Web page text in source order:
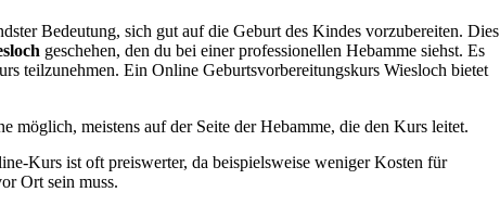
Bedeutung, sich gut auf die Geburt des Kindes vorzubereiten. Dies
geschehen, den du bei einer professionellen Hebamme siehst. Es
teilzunehmen. Ein Online Geburtsvorbereitungskurs Wiesloch bietet
meistens auf der Seite der Hebamme, die den Kurs leitet.
Kurs ist oft preiswerter, da beispielsweise weniger Kosten für
Ort sein muss.